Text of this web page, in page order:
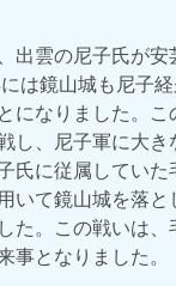
出雲の尼子氏が安
は鏡山城も尼子
になりました。こ
し、尼子軍に大き
氏に従属していた
いて鏡山城を落と
た。この戦いは
事となりました。